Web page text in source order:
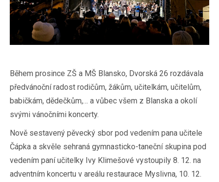
Během prosince ZŠ a MŠ Blansko, Dvorská 26 rozdávala
předvánoční radost rodičům, žákům, učitelkám, učitelům,
babičkám, dědečkům,… a vůbec všem z Blanska a okolí
svými vánočními koncerty.
Nově sestavený pěvecký sbor pod vedením pana učitele
Čápka a skvěle sehraná gymnasticko-taneční skupina pod
vedením paní učitelky Ivy Klimešové vystoupily 8. 12. na
adventním koncertu v areálu restaurace Myslivna, 10. 12.